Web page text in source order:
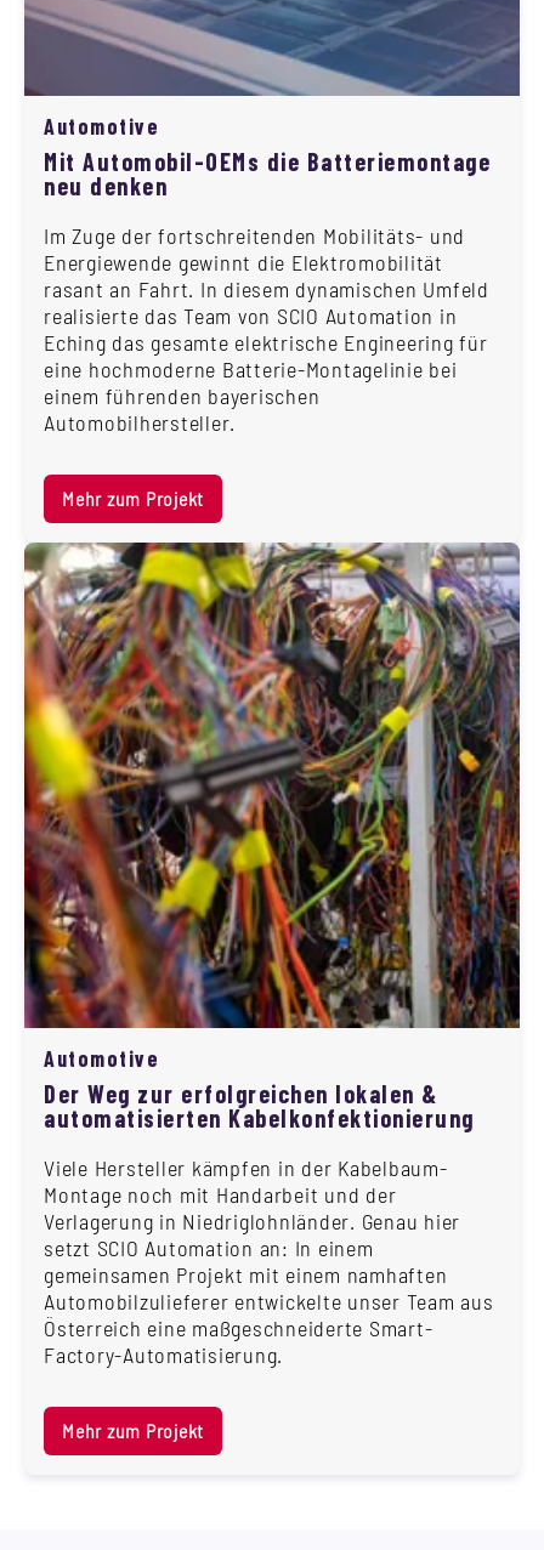
Automotive
Mit Automobil-OEMs die Batteriemontage
neu denken
Im Zuge der fortschreitenden Mobilitäts- und
Energiewende gewinnt die Elektromobilität
rasant an Fahrt. In diesem dynamischen Umfeld
realisierte das Team von SCIO Automation in
Eching das gesamte elektrische Engineering für
eine hochmoderne Batterie-Montagelinie bei
einem führenden bayerischen
Automobilhersteller.
Mehr zum Projekt
Automotive
Der Weg zur erfolgreichen lokalen &
automatisierten Kabelkonfektionierung
Viele Hersteller kämpfen in der Kabelbaum-
Montage noch mit Handarbeit und der
Verlagerung in Niedriglohnländer. Genau hier
setzt SCIO Automation an: In einem
gemeinsamen Projekt mit einem namhaften
Automobilzulieferer entwickelte unser Team aus
Österreich eine maßgeschneiderte Smart-
Factory-Automatisierung.
Mehr zum Projekt